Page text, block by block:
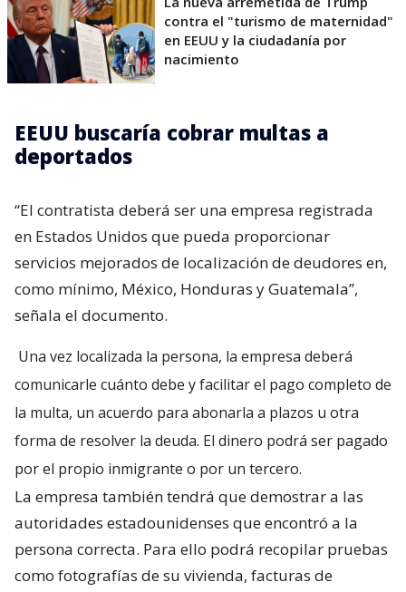
contra el "turismo de maternidad"
en EEUU y la ciudadanía por
nacimiento
EEUU buscaría cobrar multas a
deportados
“El contratista deberá ser una empresa registrada
en Estados Unidos que pueda proporcionar
servicios mejorados de localización de deudores en,
como mínimo, México, Honduras y Guatemala”,
señala el documento.
Una vez localizada la persona, la empresa deberá
comunicarle cuánto debe y facilitar el pago completo de
la multa, un acuerdo para abonarla a plazos u otra
forma de resolver la deuda. El dinero podrá ser pagado
por el propio inmigrante o por un tercero.
La empresa también tendrá que demostrar a las
autoridades estadounidenses que encontró a la
persona correcta. Para ello podrá recopilar pruebas
como fotografías de su vivienda, facturas de